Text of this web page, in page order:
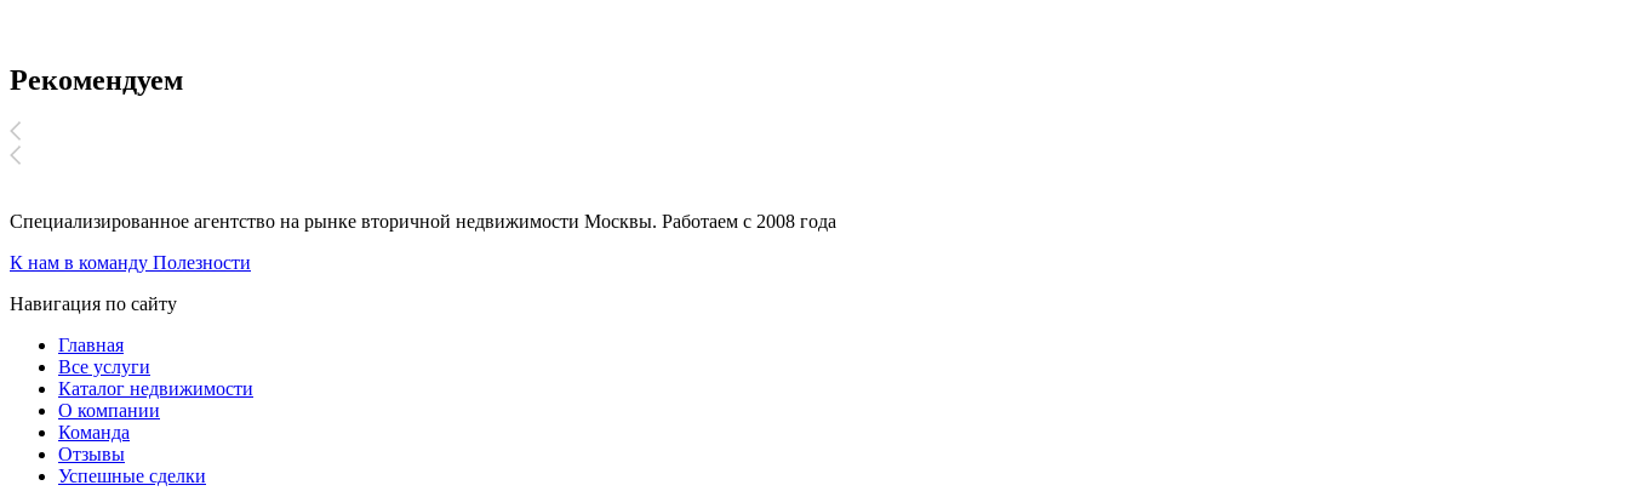
Рекомендуем
Специализированное агентство на рынке вторичной недвижимости Москвы. Работаем с 2008 года
К нам в команду Полезности
Навигация по сайту
Главная
Все услуги
Каталог недвижимости
О компании
Команда
Отзывы
Успешные сделки